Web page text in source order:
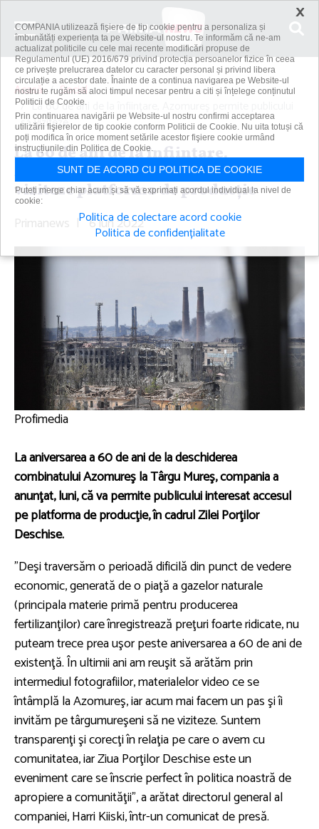
Acasă
Social
La 60 de ani de la înfiinţare, Azomureş permite publicului
să viziteze...
La 60 de ani de la înfiinţare,
Azomureş permite publicului să
viziteze platforma de producţie
Primanews | 6 iun 2022
Profimedia
La aniversarea a 60 de ani de la deschiderea
combinatului Azomureş la Târgu Mureş, compania a
anunţat, luni, că va permite publicului interesat accesul
pe platforma de producţie, în cadrul Zilei Porţilor
Deschise.
"Deşi traversăm o perioadă dificilă din punct de vedere
economic, generată de o piaţă a gazelor naturale
(principala materie primă pentru producerea
fertilizanţilor) care înregistrează preţuri foarte ridicate, nu
puteam trece prea uşor peste aniversarea a 60 de ani de
existenţă. În ultimii ani am reuşit să arătăm prin
intermediul fotografiilor, materialelor video ce se
întâmplă la Azomureş, iar acum mai facem un pas şi îi
invităm pe târgumureşeni să ne viziteze. Suntem
transparenţi şi corecţi în relaţia pe care o avem cu
comunitatea, iar Ziua Porţilor Deschise este un
eveniment care se înscrie perfect în politica noastră de
apropiere a comunităţii", a arătat directorul general al
companiei, Harri Kiiski, într-un comunicat de presă.
×
COMPANIA utilizează fişiere de tip cookie pentru a personaliza și
îmbunătăți experiența ta pe Website-ul nostru. Te informăm că ne-am
actualizat politicile cu cele mai recente modificări propuse de
Regulamentul (UE) 2016/679 privind protecția persoanelor fizice în ceea
ce privește prelucrarea datelor cu caracter personal și privind libera
circulație a acestor date. Înainte de a continua navigarea pe Website-ul
nostru te rugăm să aloci timpul necesar pentru a citi și înțelege conținutul
Politicii de Cookie.
Prin continuarea navigării pe Website-ul nostru confirmi acceptarea
utilizării fişierelor de tip cookie conform Politicii de Cookie. Nu uita totuși că
poți modifica în orice moment setările acestor fişiere cookie urmând
instrucțiunile din Politica de Cookie.
SUNT DE ACORD CU POLITICA DE COOKIE
Puteți merge chiar acum și să vă exprimați acordul individual la nivel de
cookie:
Politica de colectare acord cookie
Politica de confidențialitate